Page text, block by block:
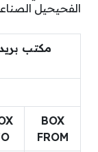
الفحيحيل
BOX
FROM